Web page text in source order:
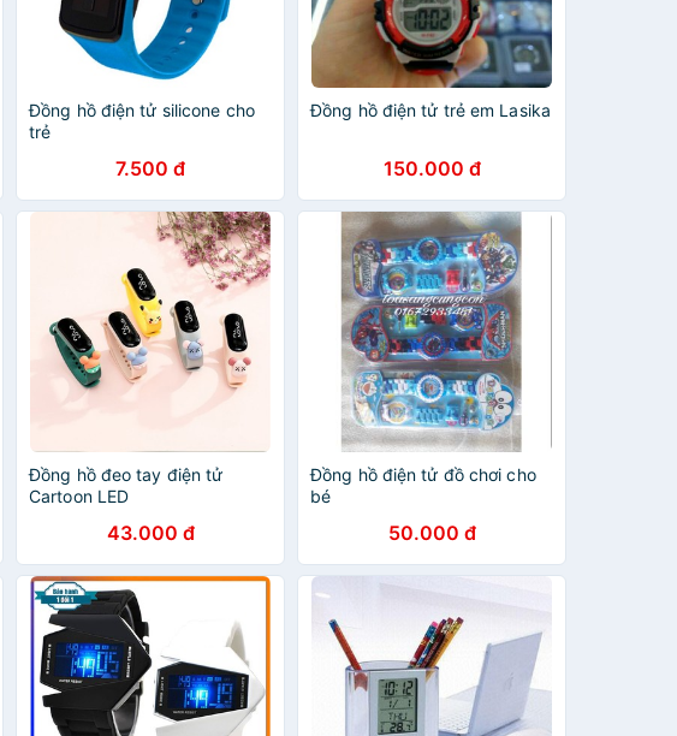
Đồng hồ điện tử silicone cho
trẻ
7.500 đ
Đồng hồ điện tử trẻ em Lasika
150.000 đ
Đồng hồ đeo tay điện tử
Cartoon LED
43.000 đ
Đồng hồ điện tử đồ chơi cho
bé
50.000 đ